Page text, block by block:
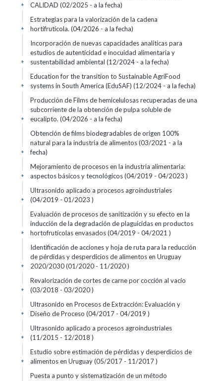
CALIDAD (02/2025 - a la fecha)
+
Estrategias para la valorización de la cadena
hortifrutícola. (04/2026 - a la fecha)
+
Incorporación de nuevas capacidades analíticas para
estudios de autenticidad e inocuidad alimentaria y
sustentabilidad ambiental (12/2024 - a la fecha)
+
Education for the transition to Sustainable AgriFood
systems in South America (EduSAF) (12/2024 - a la fecha)
+
Producción de Films de hemicelulosas recuperadas de una
subcorriente de la obtención de pulpa soluble de
eucalipto. (04/2026 - a la fecha)
+
Obtención de films biodegradables de origen 100%
natural para la industria de alimentos (03/2021 - a la
fecha)
+
Mejoramiento de procesos en la industria alimentaria:
aspectos básicos y tecnológicos (04/2019 - 04/2023 )
+
Ultrasonido aplicado a procesos agroindustriales
(04/2019 - 01/2023 )
+
Evaluación de procesos de sanitización y su efecto en la
inducción de la degradación de plaguicidas en productos
hortofrutícolas envasados (04/2019 - 04/2021 )
+
Identificación de acciones y hoja de ruta para la reducción
de pérdidas y desperdicios de alimentos en Uruguay
2020/2030 (01/2020 - 11/2020 )
+
Revalorización de cortes de carne por cocción al vacío
(03/2018 - 03/2020 )
+
Ultrasonido en Procesos de Extracción: Evaluación y
Diseño de Proceso (04/2017 - 04/2019 )
+
Ultrasonido aplicado a procesos agroindustriales
(11/2015 - 12/2018 )
+
Estudio sobre estimación de pérdidas y desperdicios de
alimentos en Uruguay (05/2017 - 11/2017 )
+
Puesta a punto y sistematización de un método